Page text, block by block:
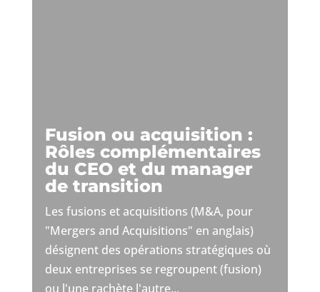
Fusion ou acquisition :
Rôles complémentaires
du CEO et du manager
de transition
Les fusions et acquisitions (M&A, pour
"Mergers and Acquisitions" en anglais)
désignent des opérations stratégiques où
deux entreprises se regroupent (fusion)
ou l'une rachète l'autre...